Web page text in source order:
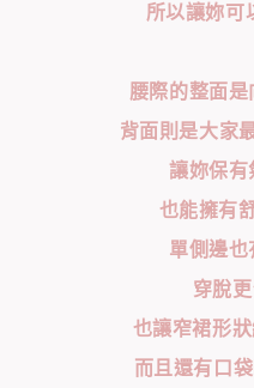
所以讓妳可
腰際的整面
背面則是大家
讓妳保有
也能擁有
單側邊也
穿脫
也讓窄裙形
而且還有口